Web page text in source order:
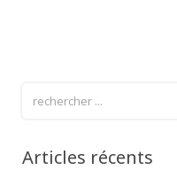
Articles récents